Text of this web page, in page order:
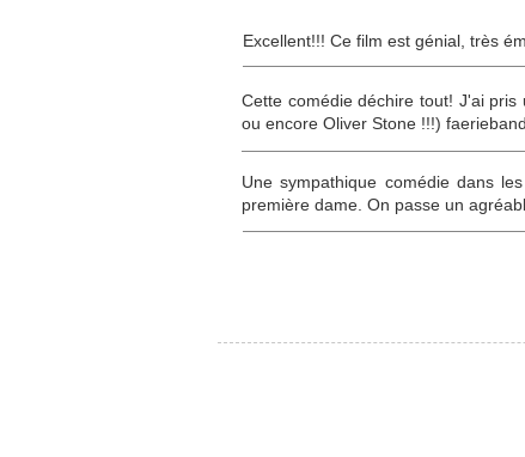
Excellent!!! Ce film est génial, très
Cette comédie déchire tout! J'ai
ou encore Oliver Stone !!!)
Une sympathique comédie dans
première dame. On passe un